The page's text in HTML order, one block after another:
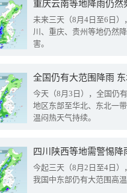
重庆云南等地降雨仍然
未来三天（8月4日至6日
川、重庆、贵州等地仍然
害。
全国仍有大范围降雨
今天（8月3日），全国仍
地区东部至华北、东北一
温闷热天气持续。
今起三天（8月2日至4日
我国中东部仍有大范围高